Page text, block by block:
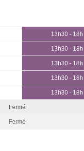
13h30 - 18h
13h30 - 18h
13h30 - 18h
13h30 - 18h
13h30 - 18h
Fermé
Fermé